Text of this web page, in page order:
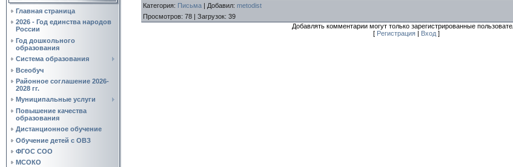
Главная страница
2026 - Год единства народов
России
Год дошкольного
образования
Система образования
Всеобуч
Районное соглашение 2026-
2028 гг.
Муниципальные услуги
Повышение качества
образования
Дистанционное обучение
Обучение детей с ОВЗ
ФГОС СОО
МСОКО
Категория: Письма | Добавил: metodist
Просмотров: 78 | Загрузок: 39
Добавлять комментарии могут только зарегистрированные
[ Регистрация | Вход ]